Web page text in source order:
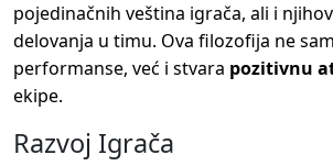
pojedinačnih veština igrača, ali i
delovanja u timu. Ova filozofija ne
performanse, već i stvara pozitivnu
ekipe.
Razvoj Igrača